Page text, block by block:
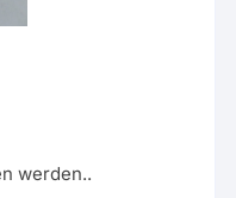
werden..